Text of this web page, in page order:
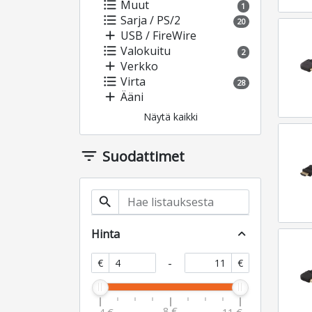
format_list_bulleted Muut 1
format_list_bulleted Sarja / PS/2 20
add USB / FireWire
format_list_bulleted Valokuitu 2
add Verkko
format_list_bulleted Virta 28
add Ääni
Näytä kaikki
filter_list Suodattimet
search
Hinta expand_less
€ - €